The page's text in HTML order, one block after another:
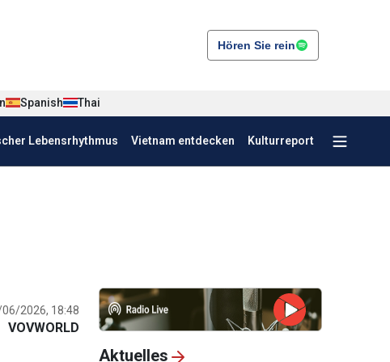
Hören Sie rein
Spanish Thai
Lebensrhythmus Vietnam entdecken Kulturreport
2026, 18:48
VOVWORLD
Aktuelles